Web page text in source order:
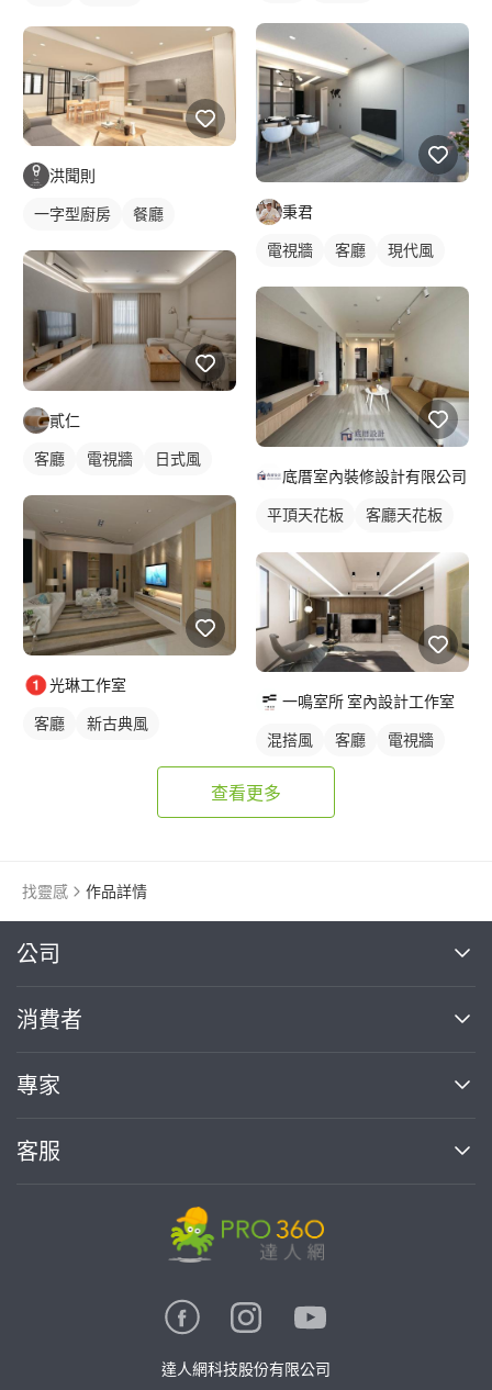
洪聞則
一字型廚房 餐廳
貳仁
客廳 電視牆 日式風
光琳工作室
客廳 新古典風
秉君
電視牆 客廳 現代風
底厝室內裝修設計有限公司
平頂天花板
客廳天花板
一鳴室所 室內設計工作室
混搭風 客廳 電視牆
查看更多
找靈感 作品詳情
公司
關於我們
部落格
加入我們
消費者
買服務
熱門服務
專家
案件中心
客服
達人網科技股份有限公司
繼續完成